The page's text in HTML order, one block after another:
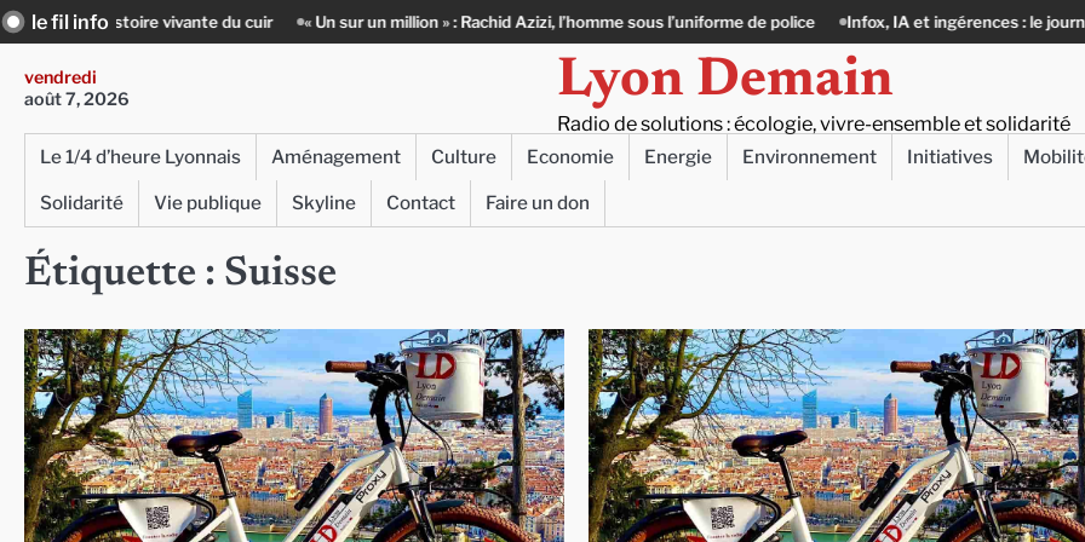
Skip
to
content
le fil info
vivante du cuir « Un sur un million » : Rachid Azizi, l’homme sous l’uniforme de police Infox, IA et ingérences : le journalisme peut-
vendredi
août 7, 2026
Lyon Demain
Radio de solutions : écologie, vivre-ensemble et solidarité
Le 1/4 d’heure Lyonnais Aménagement Culture Economie Energie Environnement Initiatives
Solidarité
Vie publique Skyline Contact Faire un don
Étiquette : Suisse